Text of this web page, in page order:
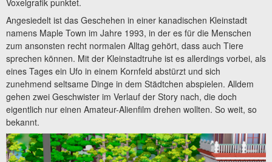
Angesiedelt ist das Geschehen in einer kanadischen Kleinstadt
namens Maple Town im Jahre 1993, in der es für die Menschen
zum ansonsten recht normalen Alltag gehört, dass auch Tiere
sprechen können. Mit der Kleinstadtruhe ist es allerdings vorbei, als
eines Tages ein Ufo in einem Kornfeld abstürzt und sich
zunehmend seltsame Dinge in dem Städtchen abspielen. Alldem
gehen zwei Geschwister im Verlauf der Story nach, die doch
eigentlich nur einen Amateur-Alienfilm drehen wollten. So weit, so
bekannt.